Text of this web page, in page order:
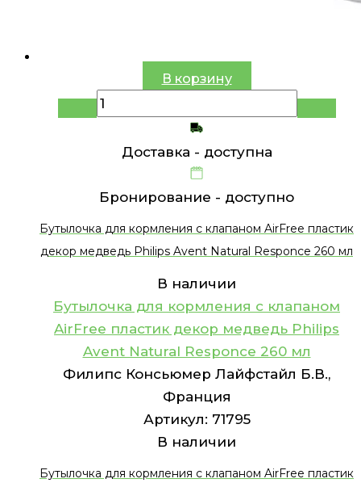
В корзину
Доставка - доступна
Бронирование - доступно
Бутылочка для кормления с клапаном AirFree пластик
декор медведь Philips Avent Natural Responce 260 мл
В наличии
Бутылочка для кормления с клапаном
AirFree пластик декор медведь Philips
Avent Natural Responce 260 мл
Филипс Консьюмер Лайфстайл Б.В.,
Франция
Артикул: 71795
В наличии
Бутылочка для кормления с клапаном AirFree пластик